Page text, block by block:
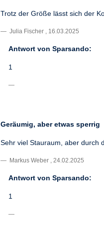
Trotz der Größe lässt sich der
Julia Fischer , 16.03.2025
Antwort von Sparsando:
1
Geräumig, aber etwas sperrig
Sehr viel Stauraum, aber durch
Markus Weber , 24.02.2025
Antwort von Sparsando:
1